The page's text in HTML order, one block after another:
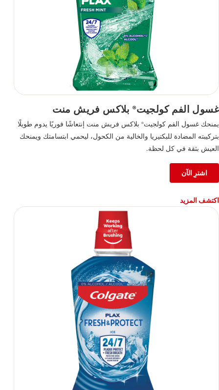
غسول الفم كولجيت®بلاكس فريش منت
يمنحك غسول الفم كولجيت® بلاكس فريش منت إنتعاشًا فوريًا يدوم طويلًا
بتركيبته المضادة للبكتيريا والخالية من الكحول، ليحمي ابتسامتك ويمنحك
العيش بثقة في كل لحظة.
اشترِ الآن
اكتشف المزيد